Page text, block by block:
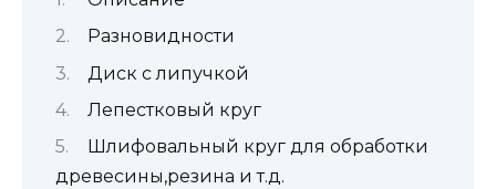
Разновидности
Диск с липучкой
Лепестковый круг
Шлифовальный круг для обработки
древесины,резина и т.д.